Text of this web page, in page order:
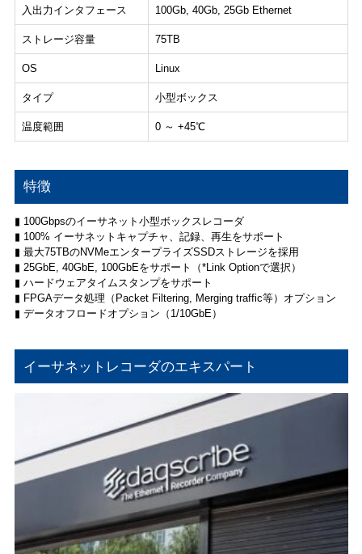
入出力インタフェース 100Gb, 40Gb, 25Gb Ethernet
ストレージ容量 75TB
OS Linux
タイプ 小型ボックス
温度範囲 0 ～ +45℃
特徴
▮ 100Gbpsのイーサネット小型ボックスレコーダ
▮ 100% イーサネットキャプチャ、記録、再生をサポート
▮ 最大75TBのNVMeエンタープライズSSDストレージを採用
▮ 25GbE, 40GbE, 100GbEをサポート（*Link Optionで選択）
▮ ハードウェアタイムスタンプをサポート
▮ FPGAデータ処理（Packet Filtering, Merging traffic等）オプション
▮ データオフロードオプション（1/10GbE）
イーサネットレコーダのエキスパート